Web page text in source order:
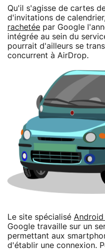
Qu'il s'agisse de cartes
d'invitations de
rachetée par Google
intégrée au sein du
pourrait d'ailleurs se
concurrent à AirDrop.
Le site spécialisé
Google travaille sur un
permettant aux
d'établir une connexion.